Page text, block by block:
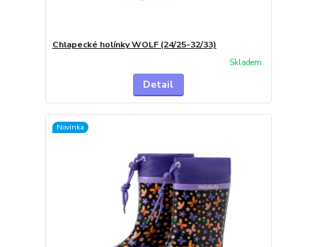
Chlapecké holínky WOLF (24/25-32/33)
Skladem
Detail
Novinka